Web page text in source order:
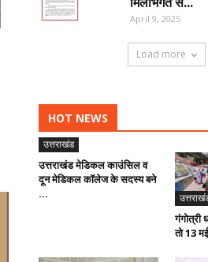
April 9, 2025
Load more
HOT NEWS
उत्तराखंड
उत्तराखंड मेडिकल काउंसिल व
दून मेडिकल कॉलेज के सदस्य बने
...
गंगोत्री
तो 13